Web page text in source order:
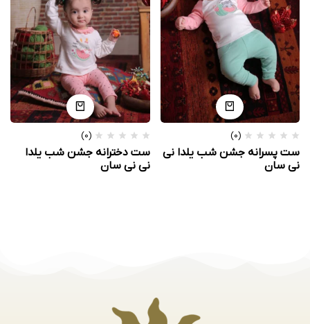
(0)
ست پسرانه جشن شب یلدا نی
نی سان
(0)
ست دخترانه جشن شب یلدا
نی نی سان